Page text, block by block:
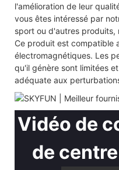
l'amélioration de leur
vous êtes intéressé par
sport ou d'autres produits,
Ce produit est compatible
électromagnétiques. Les
qu'il génère sont limitées
adéquate aux
Vidéo de
de